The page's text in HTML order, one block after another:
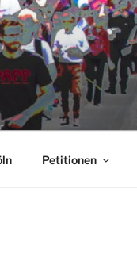
Petitionen